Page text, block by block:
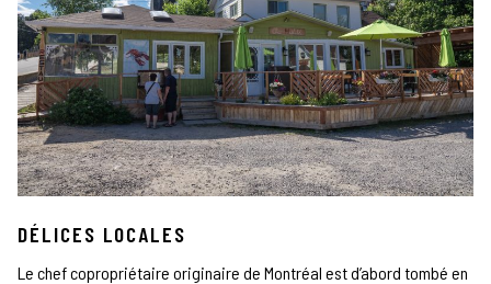
DÉLICES LOCALES
Le chef copropriétaire originaire de Montréal est d’abord tombé en